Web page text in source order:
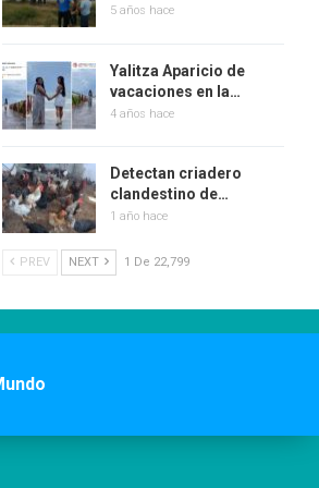
5 años hace
Yalitza Aparicio de
vacaciones en la…
4 años hace
Detectan criadero
clandestino de…
1 año hace
PREV NEXT 1 De 22,799